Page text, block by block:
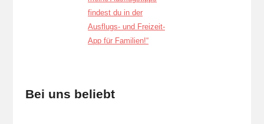
Bei uns beliebt